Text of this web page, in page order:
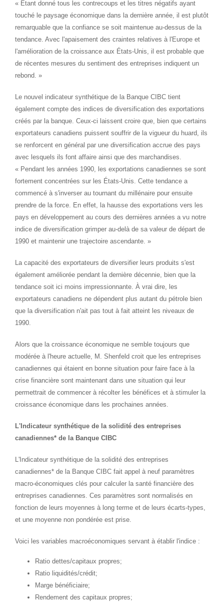
« Étant donné tous les contrecoups et les titres négatifs ayant
touché le paysage économique dans la dernière année, il est plutôt
remarquable que la confiance se soit maintenue au-dessus de la
tendance. Avec l'apaisement des craintes relatives à l'Europe et
l'amélioration de la croissance aux États-Unis, il est probable que
de récentes mesures du sentiment des entreprises indiquent un
rebond. »
Le nouvel indicateur synthétique de la Banque CIBC tient
également compte des indices de diversification des exportations
créés par la banque. Ceux-ci laissent croire que, bien que certains
exportateurs canadiens puissent souffrir de la vigueur du huard, ils
se renforcent en général par une diversification accrue des pays
avec lesquels ils font affaire ainsi que des marchandises.
« Pendant les années 1990, les exportations canadiennes se sont
fortement concentrées sur les États-Unis. Cette tendance a
commencé à s'inverser au tournant du millénaire pour ensuite
prendre de la force. En effet, la hausse des exportations vers les
pays en développement au cours des dernières années a vu notre
indice de diversification grimper au-delà de sa valeur de départ de
1990 et maintenir une trajectoire ascendante. »
La capacité des exportateurs de diversifier leurs produits s'est
également améliorée pendant la dernière décennie, bien que la
tendance soit ici moins impressionnante. À vrai dire, les
exportateurs canadiens ne dépendent plus autant du pétrole bien
que la diversification n'ait pas tout à fait atteint les niveaux de
1990.
Alors que la croissance économique ne semble toujours que
modérée à l'heure actuelle, M. Shenfeld croit que les entreprises
canadiennes qui étaient en bonne situation pour faire face à la
crise financière sont maintenant dans une situation qui leur
permettrait de commencer à récolter les bénéfices et à stimuler la
croissance économique dans les prochaines années.
L'Indicateur synthétique de la solidité des entreprises
canadiennes* de la Banque CIBC
L'Indicateur synthétique de la solidité des entreprises
canadiennes* de la Banque CIBC fait appel à neuf paramètres
macro-économiques clés pour calculer la santé financière des
entreprises canadiennes. Ces paramètres sont normalisés en
fonction de leurs moyennes à long terme et de leurs écarts-types,
et une moyenne non pondérée est prise.
Voici les variables macroéconomiques servant à établir l'indice :
Ratio dettes/capitaux propres;
Ratio liquidités/crédit;
Marge bénéficiaire;
Rendement des capitaux propres;